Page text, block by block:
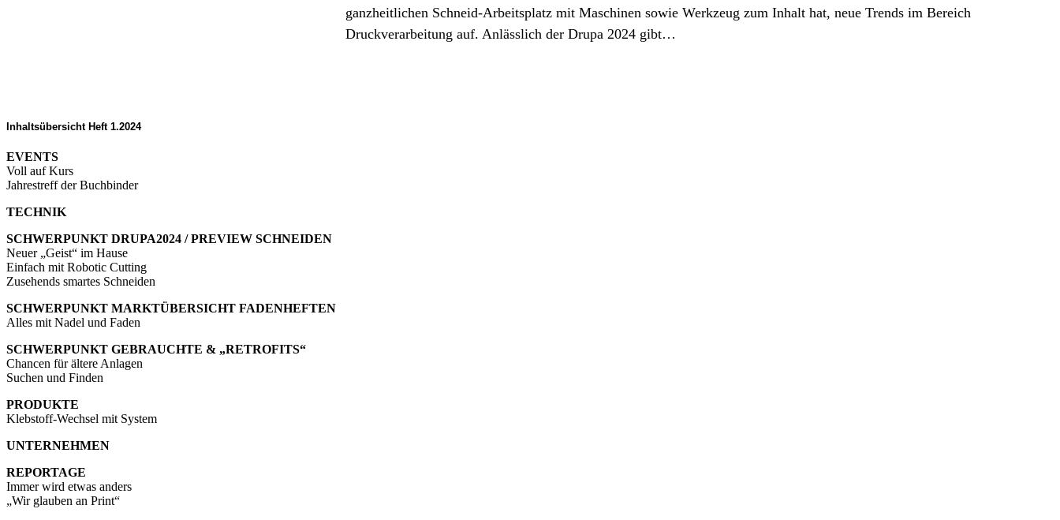
ganzheitlichen Schneid-Arbeitsplatz mit Maschinen sowie Werkzeug zum Inhalt hat, neue Trends im Bereich
Druckverarbeitung auf. Anlässlich der Drupa 2024 gibt…
Inhaltsübersicht Heft 1.2024
EVENTS
Voll auf Kurs
Jahrestreff der Buchbinder
TECHNIK
SCHWERPUNKT DRUPA2024 / PREVIEW SCHNEIDEN
Neuer „Geist“ im Hause
Einfach mit Robotic Cutting
Zusehends smartes Schneiden
SCHWERPUNKT MARKTÜBERSICHT FADENHEFTEN
Alles mit Nadel und Faden
SCHWERPUNKT GEBRAUCHTE & „RETROFITS“
Chancen für ältere Anlagen
Suchen und Finden
PRODUKTE
Klebstoff-Wechsel mit System
UNTERNEHMEN
REPORTAGE
Immer wird etwas anders
„Wir glauben an Print“